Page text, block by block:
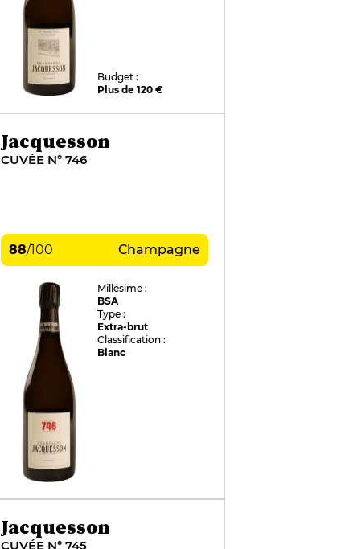
Budget :
Plus de 120 €
Jacquesson
CUVÉE N° 746
88/100 Champagne
Millésime :
BSA
Type :
Extra-brut
Classification :
Blanc
Jacquesson
CUVÉE N° 745